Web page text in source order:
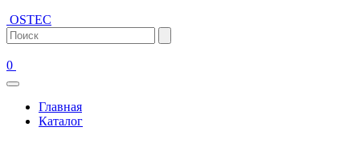
OSTEC
0
Главная
Каталог